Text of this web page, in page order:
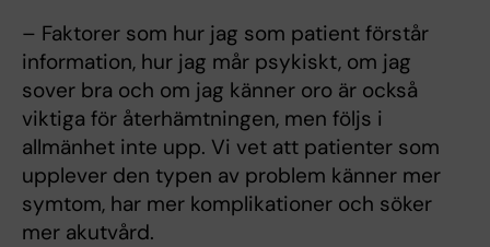
– Faktorer som hur jag som patient förstår
information, hur jag mår psykiskt, om jag
sover bra och om jag känner oro är också
viktiga för återhämtningen, men följs i
allmänhet inte upp. Vi vet att patienter som
upplever den typen av problem känner mer
symtom, har mer komplikationer och söker
mer akutvård.